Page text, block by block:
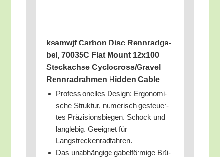
ksam­wjf Car­bon Disc Renn­rad­ga­
bel, 70035C Flat Mount 12x100
Steck­ach­se Cyclocross/​Gravel
Renn­rad­rah­men Hid­den Cable
Pro­fes­sio­nel­les Design: Ergo­no­mi­
sche Struk­tur, nume­risch gesteu­er­
tes Prä­zi­si­ons­bie­gen. Schock und
lang­le­big. Geeig­net für
Langstreckenradfahren.
Das unab­hän­gi­ge gabel­för­mi­ge Brü­